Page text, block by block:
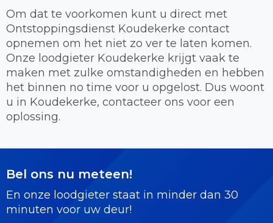
Om dat te voorkomen kunt u direct met
Ontstoppingsdienst Koudekerke contact
opnemen om het niet zo ver te laten komen.
Onze loodgieter Koudekerke krijgt vaak te
maken met zulke omstandigheden en hebben
het binnen no time voor u opgelost. Dus woont
u in Koudekerke, contacteer ons voor een
oplossing.
Bel ons nu meteen!
En onze loodgieter staat in minder dan 30
minuten voor uw deur!